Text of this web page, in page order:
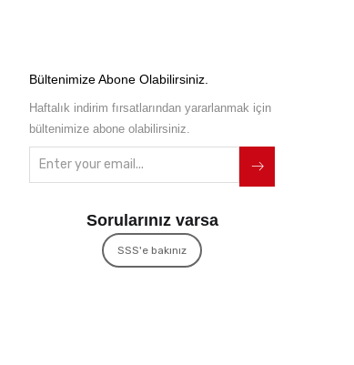
Bültenimize Abone Olabilirsiniz.
Haftalık indirim fırsatlarından yararlanmak için
bültenimize abone olabilirsiniz.
Sorularınız varsa
SSS'e bakınız